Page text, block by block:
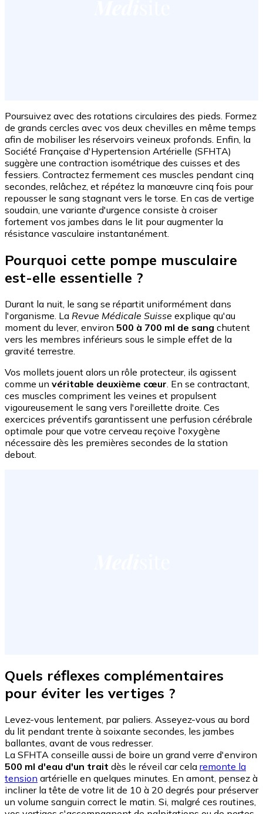
Poursuivez avec des rotations circulaires des pieds. Formez
de grands cercles avec vos deux chevilles en même temps
afin de mobiliser les réservoirs veineux profonds. Enfin, la
Société Française d'Hypertension Artérielle (SFHTA)
suggère une contraction isométrique des cuisses et des
fessiers. Contractez fermement ces muscles pendant cinq
secondes, relâchez, et répétez la manœuvre cinq fois pour
repousser le sang stagnant vers le torse. En cas de vertige
soudain, une variante d'urgence consiste à croiser
fortement vos jambes dans le lit pour augmenter la
résistance vasculaire instantanément.
Pourquoi cette pompe musculaire
est-elle essentielle ?
Durant la nuit, le sang se répartit uniformément dans
l'organisme. La Revue Médicale Suisse explique qu'au
moment du lever, environ 500 à 700 ml de sang chutent
vers les membres inférieurs sous le simple effet de la
gravité terrestre.
Vos mollets jouent alors un rôle protecteur, ils agissent
comme un véritable deuxième cœur . En se contractant,
ces muscles compriment les veines et propulsent
vigoureusement le sang vers l'oreillette droite. Ces
exercices préventifs garantissent une perfusion cérébrale
optimale pour que votre cerveau reçoive l'oxygène
nécessaire dès les premières secondes de la station
debout.
Quels réflexes complémentaires
pour éviter les vertiges ?
Levez-vous lentement, par paliers. Asseyez-vous au bord
du lit pendant trente à soixante secondes, les jambes
ballantes, avant de vous redresser.
La SFHTA conseille aussi de boire un grand verre d'environ
500 ml d'eau d'un trait dès le réveil car cela remonte la
tension artérielle en quelques minutes. En amont, pensez à
incliner la tête de votre lit de 10 à 20 degrés pour préserver
un volume sanguin correct le matin. Si, malgré ces routines,